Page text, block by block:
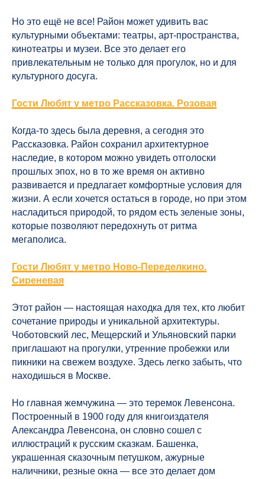
Но это ещё не все! Район может удивить вас
культурными объектами: театры, арт-пространства,
кинотеатры и музеи. Все это делает его
привлекательным не только для прогулок, но и для
культурного досуга.
Гости Любят у метро Рассказовка. Розовая
Когда-то здесь была деревня, а сегодня это
Рассказовка. Район сохранил архитектурное
наследие, в котором можно увидеть отголоски
прошлых эпох, но в то же время он активно
развивается и предлагает комфортные условия для
жизни. А если хочется остаться в городе, но при этом
насладиться природой, то рядом есть зеленые зоны,
которые позволяют передохнуть от ритма
мегаполиса.
Гости Любят у метро Ново-Переделкино.
Сиреневая
Этот район — настоящая находка для тех, кто любит
сочетание природы и уникальной архитектуры.
Чоботовский лес, Мещерский и Ульяновский парки
приглашают на прогулки, утренние пробежки или
пикники на свежем воздухе. Здесь легко забыть, что
находишься в Москве.
Но главная жемчужина — это теремок Левенсона.
Построенный в 1900 году для книгоиздателя
Александра Левенсона, он словно сошел с
иллюстраций к русским сказкам. Башенка,
украшенная сказочным петушком, ажурные
наличники, резные окна — все это делает дом
Остались вопросы?
Оставьте свой телефон, и мы обязательно вам
перезвоним